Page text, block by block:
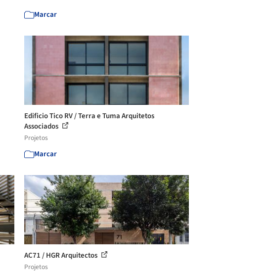
Marcar
Edificio Tico RV / Terra e Tuma Arquitetos
Associados
Projetos
Marcar
AC71 / HGR Arquitectos
Projetos